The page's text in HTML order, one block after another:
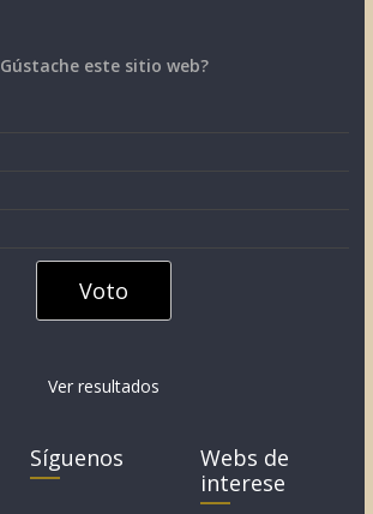
Gústache este sitio web?
Ver resultados
Síguenos
Webs de
interese